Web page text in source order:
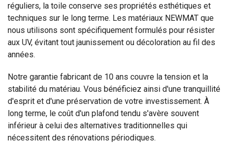
réguliers, la toile conserve ses propriétés esthétiques et
techniques sur le long terme. Les matériaux NEWMAT que
nous utilisons sont spécifiquement formulés pour résister
aux UV, évitant tout jaunissement ou décoloration au fil des
années.
Notre garantie fabricant de 10 ans couvre la tension et la
stabilité du matériau. Vous bénéficiez ainsi d'une tranquillité
d'esprit et d'une préservation de votre investissement. À
long terme, le coût d'un plafond tendu s'avère souvent
inférieur à celui des alternatives traditionnelles qui
nécessitent des rénovations périodiques.